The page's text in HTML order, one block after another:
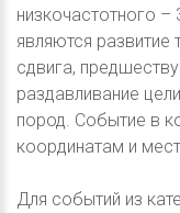
низкочастотного –
являются развитие
сдвига,
раздавливание
пород. Событие в
координатам и
Для событий из